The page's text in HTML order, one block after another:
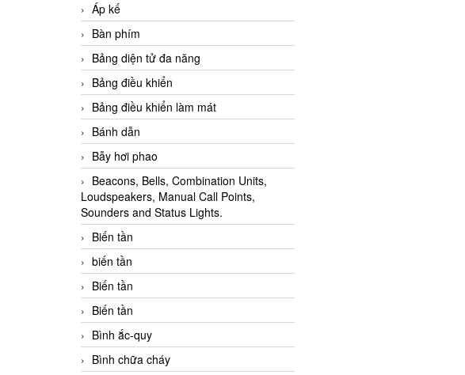
Áp kế
Bàn phím
Bảng diện tử đa năng
Bảng điều khiển
Bảng điều khiển làm mát
Bánh dẫn
Bẫy hơi phao
Beacons, Bells, Combination Units,
Loudspeakers, Manual Call Points,
Sounders and Status Lights.
Biến tần
biến tần
Biến tần
Biến tần
Bình ắc-quy
Bình chữa cháy